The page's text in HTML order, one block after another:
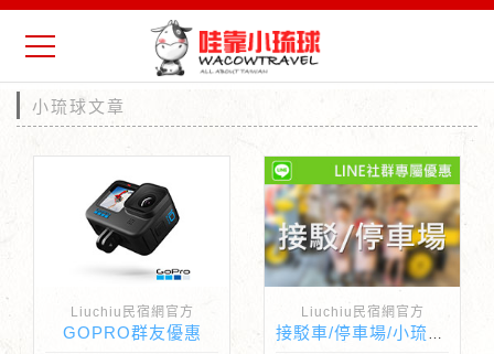
小琉球文章
Liuchiu民宿網官方
GOPRO群友優惠
Liuchiu民宿網官方